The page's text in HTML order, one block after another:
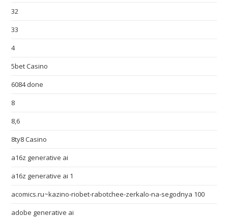
32
33
4
5bet Casino
6084 done
8
8,6
8ty8 Casino
a16z generative ai
a16z generative ai 1
acomics.ru~kazino-riobet-rabotchee-zerkalo-na-segodnya 100
adobe generative ai